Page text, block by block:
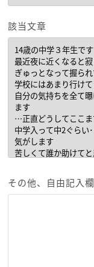
該当文章
その他、自由記入欄